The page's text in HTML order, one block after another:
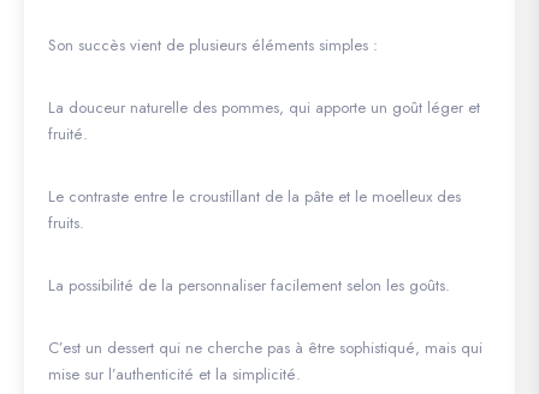
Son succès vient de plusieurs éléments simples :
La douceur naturelle des pommes, qui apporte un goût léger et
fruité.
Le contraste entre le croustillant de la pâte et le moelleux des
fruits.
La possibilité de la personnaliser facilement selon les goûts.
C’est un dessert qui ne cherche pas à être sophistiqué, mais qui
mise sur l’authenticité et la simplicité.